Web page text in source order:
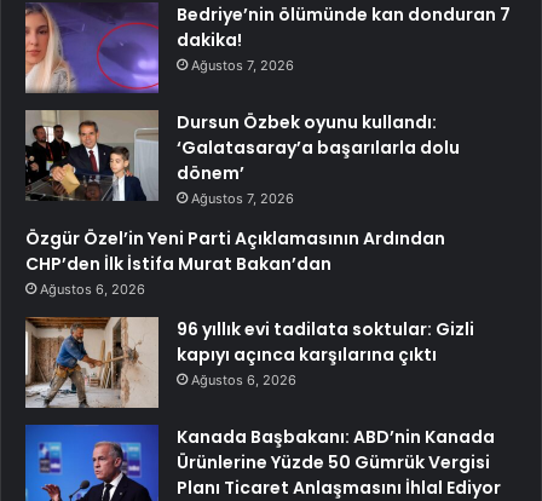
Bedriye’nin ölümünde kan donduran 7
dakika!
Ağustos 7, 2026
Dursun Özbek oyunu kullandı:
‘Galatasaray’a başarılarla dolu
dönem’
Ağustos 7, 2026
Özgür Özel’in Yeni Parti Açıklamasının Ardından
CHP’den İlk İstifa Murat Bakan’dan
Ağustos 6, 2026
96 yıllık evi tadilata soktular: Gizli
kapıyı açınca karşılarına çıktı
Ağustos 6, 2026
Kanada Başbakanı: ABD’nin Kanada
Ürünlerine Yüzde 50 Gümrük Vergisi
Planı Ticaret Anlaşmasını İhlal Ediyor